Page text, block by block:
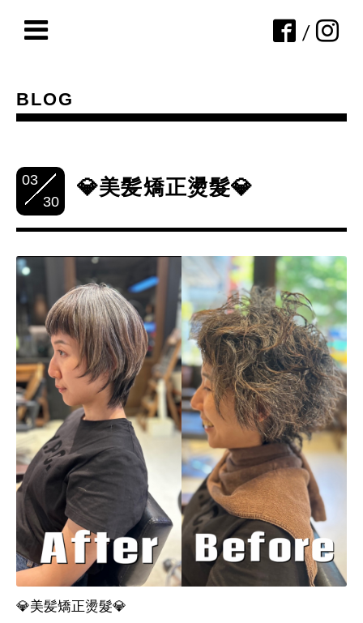
/
BLOG
03
30
💎美髪矯正燙髮💎
💎美髪矯正燙髮💎